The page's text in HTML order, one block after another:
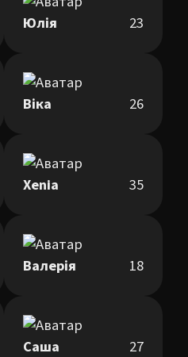
Юлія 23
Віка 26
Xenia 35
Валерія 18
Саша 27